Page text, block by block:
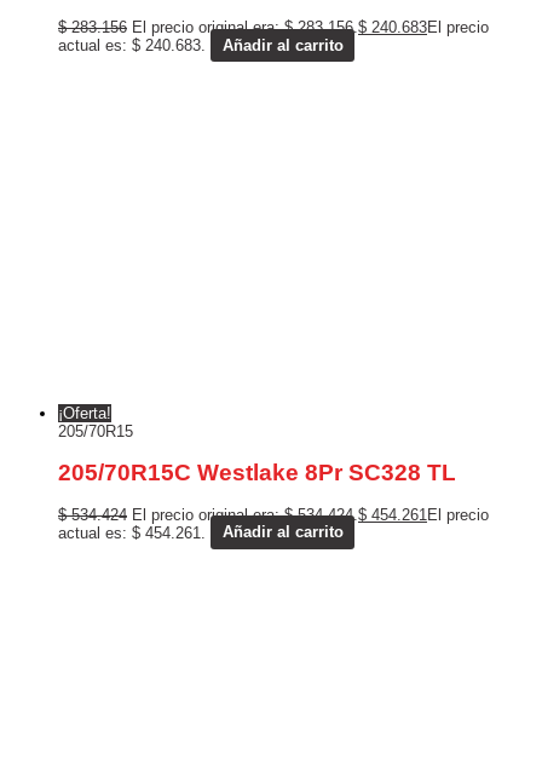
$283.156 El precio original era: $ 283.156.$ 240.683El precio
actual es: $ 240.683.
Añadir al carrito
¡Oferta!
205/70R15
205/70R15C Westlake 8Pr SC328 TL
$534.424 El precio original era: $ 534.424. $ 454.261 El precio
actual es: $ 454.261.
Añadir al carrito